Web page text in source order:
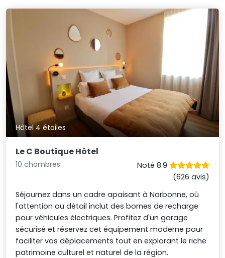
Hôtel 4 étoiles
Le C Boutique Hôtel
10 chambres
Noté 8.9
(626 avis)
Séjournez dans un cadre apaisant à Narbonne, où
l'attention au détail inclut des bornes de recharge
pour véhicules électriques. Profitez d'un garage
sécurisé et réservez cet équipement moderne pour
faciliter vos déplacements tout en explorant le riche
patrimoine culturel et naturel de la région.